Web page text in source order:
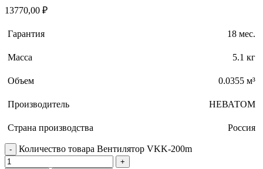
13770,00 ₽
Гарантия 18 мес.
Масса 5.1 кг
Объем 0.0355 м³
Производитель НЕВАТОМ
Страна производства Россия
Количество товара Вентилятор VKK-200m